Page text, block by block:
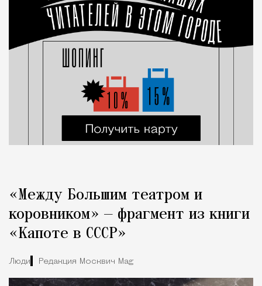
«Между Большим театром и
коровником» — фрагмент из книги
«Капоте в СССР»
Люди Редакция Москвич Mag